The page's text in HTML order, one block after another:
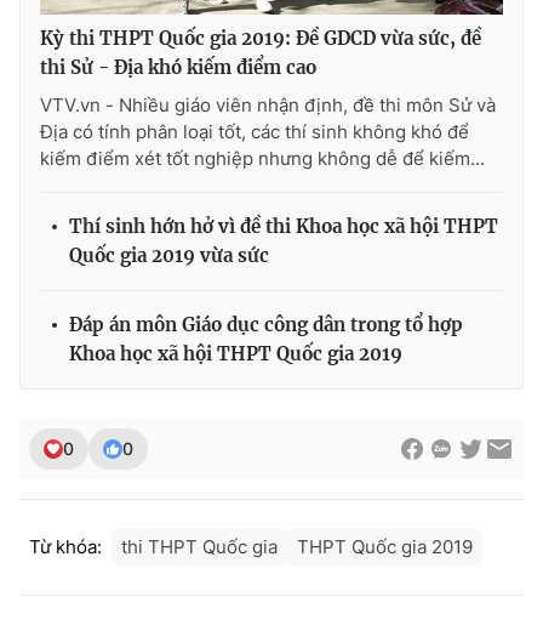
Kỳ thi THPT Quốc gia 2019: Đề GDCD vừa sức, đề
thi Sử - Địa khó kiếm điểm cao
VTV.vn - Nhiều giáo viên nhận định, đề thi môn Sử và
Địa có tính phân loại tốt, các thí sinh không khó để
kiếm điểm xét tốt nghiệp nhưng không dễ để kiếm...
Thí sinh hớn hở vì đề thi Khoa học xã hội THPT
Quốc gia 2019 vừa sức
Đáp án môn Giáo dục công dân trong tổ hợp
Khoa học xã hội THPT Quốc gia 2019
0 0
Từ khóa: thi THPT Quốc gia THPT Quốc gia 2019